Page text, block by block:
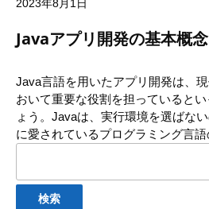
2023年8月1日
Javaアプリ開発の基本概念
Java言語を用いたアプリ開発は、
おいて重要な役割を担っていると
ょう。Javaは、実行環境を選ばな
に愛されているプログラミング言